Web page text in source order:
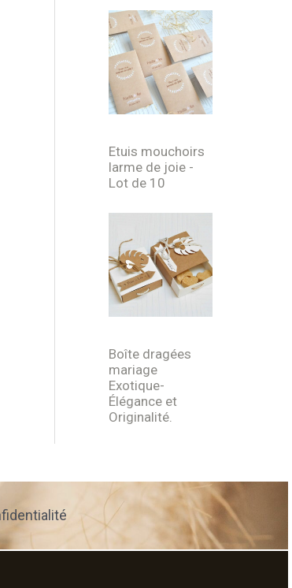
Etuis mouchoirs
larme de joie -
Lot de 10
Boîte dragées
mariage
Exotique-
Élégance et
Originalité.